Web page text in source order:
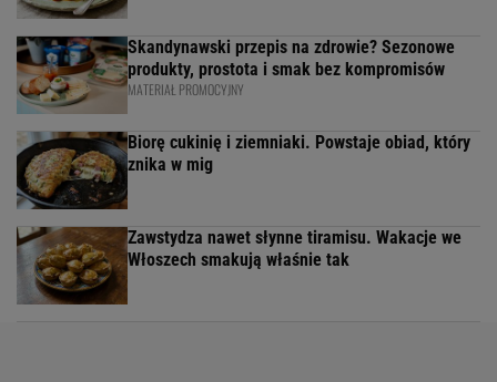
Skandynawski przepis na zdrowie? Sezonowe
produkty, prostota i smak bez kompromisów
MATERIAŁ PROMOCYJNY
Biorę cukinię i ziemniaki. Powstaje obiad, który
znika w mig
Zawstydza nawet słynne tiramisu. Wakacje we
Włoszech smakują właśnie tak